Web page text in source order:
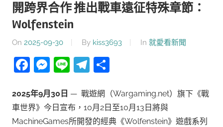
開跨界合作 推出戰車遠征特殊章節：
Wolfenstein
On 2025-09-30 By kiss3693 In 就愛看新聞
Facebook
Messenger
LineTelegram
2025年9月 30 日 — 戰遊網（Wargaming.net）旗下《戰
車世界》今日宣布，10月2日至10月13日將與
MachineGames所開發的經典《Wolfenstein》遊戲系列